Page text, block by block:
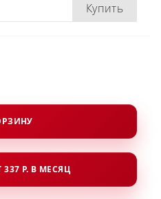
Купить
Р. В МЕСЯЦ